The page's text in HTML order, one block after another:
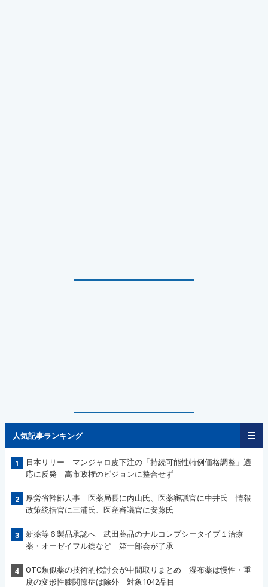
人気記事ランキング
1
日本リリー マンジャロ皮下注の「持続可能性特例価格調整」適
応に反発 高市政権のビジョンに整合せず
2
厚労省幹部人事 医薬局長に内山氏、医薬審議官に中井氏 情報
政策統括官に三浦氏、医産審議官に安藤氏
3
新薬等６製品承認へ 武田薬品のナルコレプシータイプ１治療
薬・オーゼイフル錠など 第一部会が了承
4
OTC類似薬の技術的検討会が中間取りまとめ 湿布薬は慢性・重
度の変形性膝関節症は除外 対象1042品目